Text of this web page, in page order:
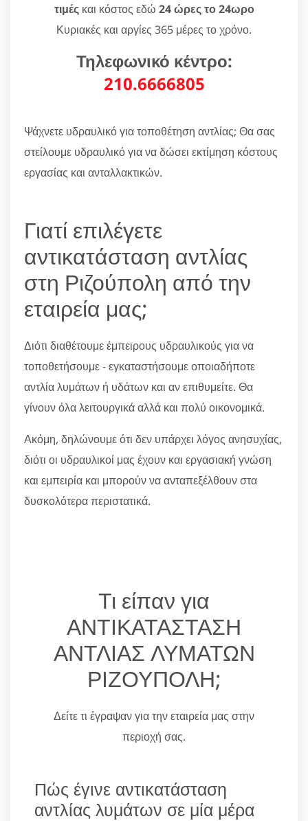
τιμέςκαι κόστος εδώ 24 ώρες το 24ωρο
Κυριακές και αργίες 365 μέρες το χρόνο.
Τηλεφωνικό κέντρο:
210.6666805
Ψάχνετε υδραυλικό για τοποθέτηση αντλίας; Θα σας
στείλουμε υδραυλικό για να δώσει εκτίμηση κόστους
εργασίας και ανταλλακτικών.
Γιατί επιλέγετε
αντικατάσταση αντλίας
στη Ριζούπολη από την
εταιρεία μας;
Διότι διαθέτουμε έμπειρους υδραυλικούς για να
τοποθετήσουμε - εγκαταστήσουμε οποιαδήποτε
αντλία λυμάτων ή υδάτων και αν επιθυμείτε. Θα
γίνουν όλα λειτουργικά αλλά και πολύ οικονομικά.
Ακόμη, δηλώνουμε ότι δεν υπάρχει λόγος ανησυχίας,
διότι οι υδραυλικοί μας έχουν και εργασιακή γνώση
και εμπειρία και μπορούν να ανταπεξέλθουν στα
δυσκολότερα περιστατικά.
Τι είπαν για
ΑΝΤΙΚΑΤΑΣΤΑΣΗ
ΑΝΤΛΙΑΣ ΛΥΜΑΤΩΝ
ΡΙΖΟΥΠΟΛΗ;
Δείτε τι έγραψαν για την εταιρεία μας στην
περιοχή σας.
Πώς έγινε αντικατάσταση
αντλίας λυμάτων σε μία μέρα